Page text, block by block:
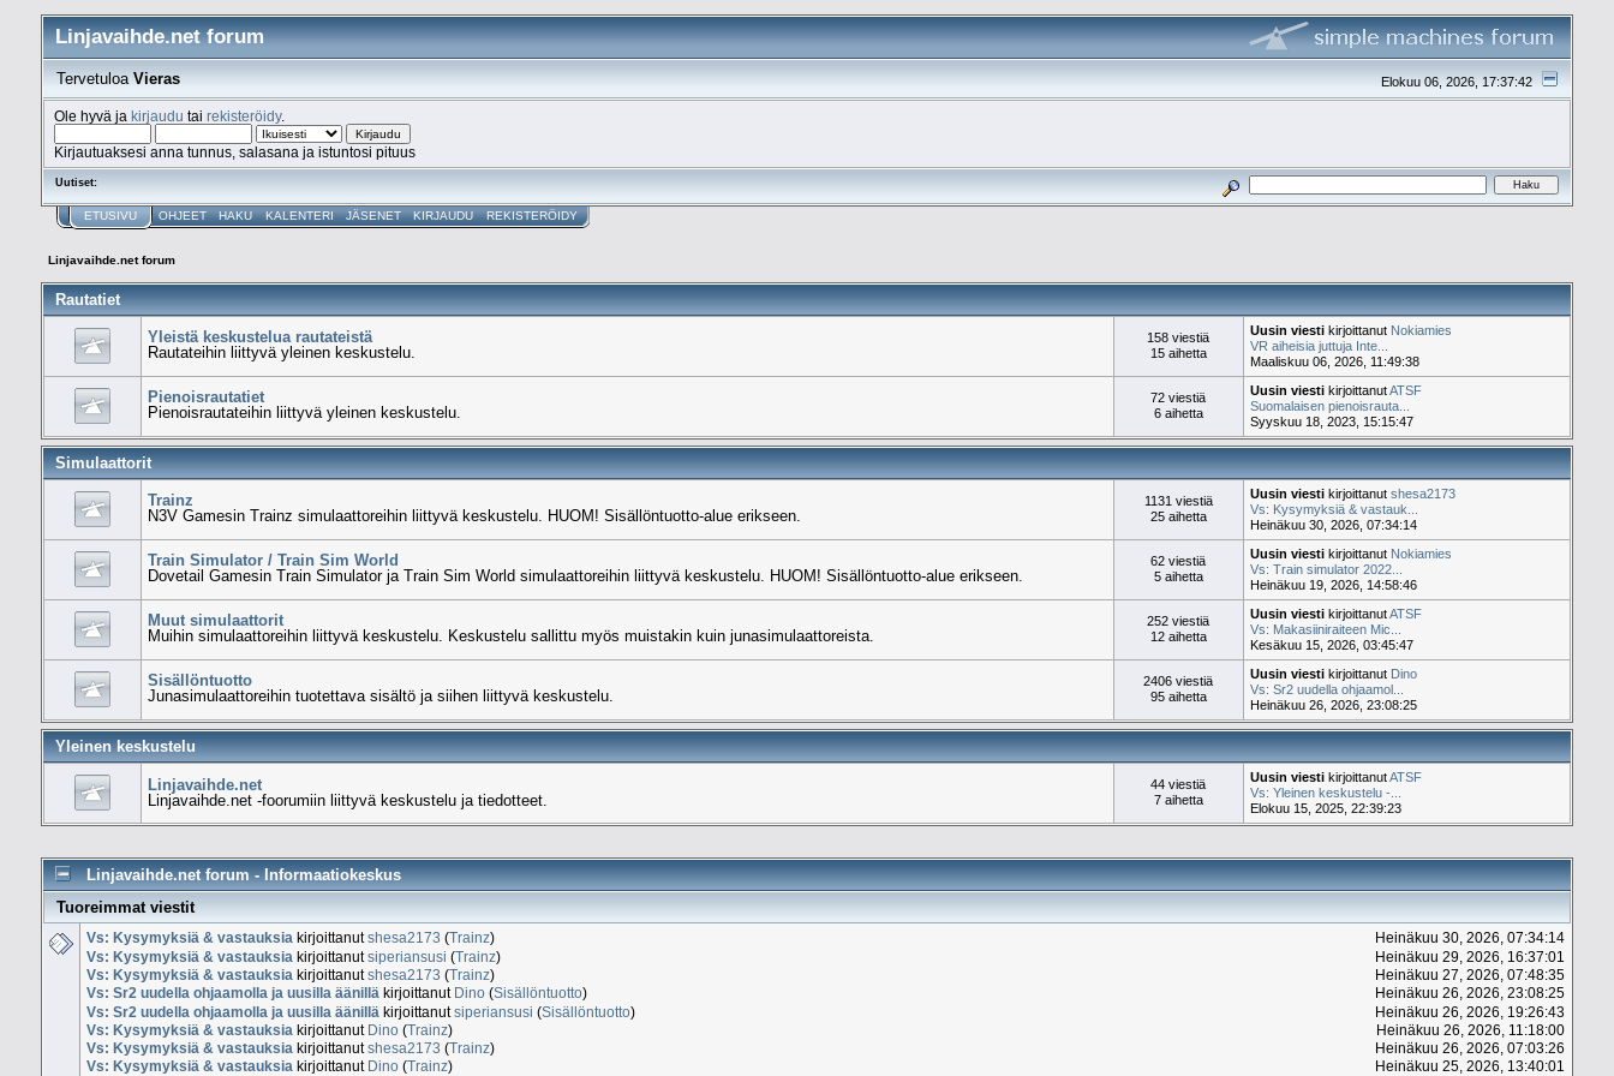
Linjavaihde.net forum
Elokuu 06, 2026, 17:37:42
TervetuloaVieras
Ole hyvä ja kirjaudu tai rekisteröidy.
Kirjautuaksesi anna tunnus, salasana ja istuntosi pituus
Uutiset:
ETUSIVU OHJEET HAKU KALENTERI JÄSENET KIRJAUDU REKISTERÖIDY
Linjavaihde.net forum
Rautatiet
Yleistä keskustelua rautateistä
Rautateihin liittyvä yleinen keskustelu.
158 viestiä
15 aihetta
Uusin viesti kirjoittanut Nokiamies
VR aiheisia juttuja Inte...
Maaliskuu 06, 2026, 11:49:38
Pienoisrautatiet
Pienoisrautateihin liittyvä yleinen keskustelu.
72 viestiä
6 aihetta
Uusin viesti kirjoittanutATSF
Suomalaisen pienoisrauta...
Syyskuu 18, 2023, 15:15:47
Simulaattorit
Trainz
N3V Gamesin Trainz simulaattoreihin liittyvä keskustelu. HUOM! Sisällöntuotto-alue erikseen.
1131 viestiä
25 aihetta
Uusin viesti kirjoittanutshesa2173
Vs: Kysymyksiä & vastauk...
Heinäkuu 30, 2026, 07:34:14
Train Simulator / Train Sim World
Dovetail Gamesin Train Simulator ja Train Sim World simulaattoreihin liittyvä keskustelu. HUOM! Sisällöntuotto-alue erikseen.
62 viestiä
5 aihetta
Uusin viesti kirjoittanut Nokiamies
Vs: Train simulator 2022...
Heinäkuu 19, 2026, 14:58:46
Muut simulaattorit
Muihin simulaattoreihin liittyvä keskustelu. Keskustelu sallittu myös muistakin kuin junasimulaattoreista.
252 viestiä
12 aihetta
Uusin viesti kirjoittanutATSF
Vs: Makasiiniraiteen Mic...
Kesäkuu 15, 2026, 03:45:47
Sisällöntuotto
Junasimulaattoreihin tuotettava sisältö ja siihen liittyvä keskustelu.
2406 viestiä
95 aihetta
Uusin viesti kirjoittanut Dino
Vs: Sr2 uudella ohjaamol...
Heinäkuu 26, 2026, 23:08:25
Yleinen keskustelu
Linjavaihde.net
Linjavaihde.net -foorumiin liittyvä keskustelu ja tiedotteet.
44 viestiä
7 aihetta
Uusin viesti kirjoittanutATSF
Vs: Yleinen keskustelu -...
Elokuu 15, 2025, 22:39:23
Linjavaihde.net forum - Informaatiokeskus
Tuoreimmat viestit
Vs: Kysymyksiä & vastauksia kirjoittanutshesa2173 (Trainz)
Heinäkuu 30, 2026, 07:34:14
Vs: Kysymyksiä & vastauksia kirjoittanutsiperiansusi (Trainz)
Heinäkuu 29, 2026, 16:37:01
Vs: Kysymyksiä & vastauksia kirjoittanutshesa2173 (Trainz)
Heinäkuu 27, 2026, 07:48:35
Vs: Sr2 uudella ohjaamolla ja uusilla äänillä kirjoittanut Dino(Sisällöntuotto)
Heinäkuu 26, 2026, 23:08:25
Vs: Sr2 uudella ohjaamolla ja uusilla äänillä kirjoittanutsiperiansusi (Sisällöntuotto)
Heinäkuu 26, 2026, 19:26:43
Vs: Kysymyksiä & vastauksia kirjoittanut Dino(Trainz)
Heinäkuu 26, 2026, 11:18:00
Vs: Kysymyksiä & vastauksia kirjoittanutshesa2173 (Trainz)
Heinäkuu 26, 2026, 07:03:26
Vs: Kysymyksiä & vastauksia kirjoittanut Dino(Trainz) Heinäkuu 25, 2026, 13:40:01